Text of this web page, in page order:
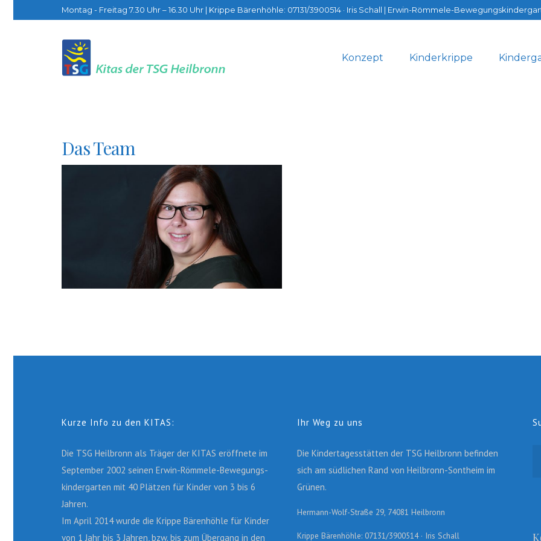
Montag - Freitag 7.30 Uhr – 16.30 Uhr | Krippe Bärenhöhle: 07131/3900514 · Iris Schall | Erwin-Römmele-
Konzept Kinderkrippe
Das Team
Kurze Info zu den KITAS:
Die TSG Heilbronn als Träger der KITAS eröffnete im
September 2002 seinen Erwin-Römmele-Bewegungs­
kindergarten mit 40 Plätzen für Kinder von 3 bis 6
Jahren.
Im April 2014 wurde die Krippe Bärenhöhle für Kinder
von 1 Jahr bis 3 Jahren, bzw. bis zum Übergang in den
Ihr Weg zu uns
Die Kindertagesstätten der TSG Heilbronn befinden
sich am südlichen Rand von Heilbronn-Sontheim im
Grünen.
Hermann-Wolf-Straße 29, 74081 Heilbronn
Krippe Bärenhöhle: 07131/3900514 · Iris Schall